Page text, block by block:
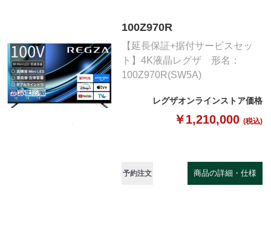
100Z970R
【延長保証+据付サービスセッ
ト】4K液晶レグザ 形名：
100Z970R(SW5A)
レグザオンラインストア価格
￥1,210,000 (税込)
予約注文 商品の詳細・仕様